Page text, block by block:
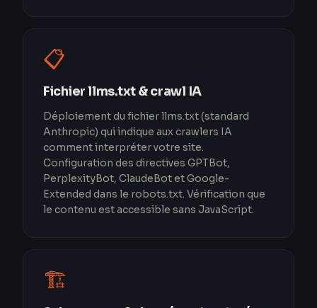
📋
Fichier llms.txt & crawl IA
Déploiement du fichier llms.txt (standard
Anthropic) qui indique aux crawlers IA
comment interpréter votre site.
Configuration des directives GPTBot,
PerplexityBot, ClaudeBot et Google-
Extended dans le robots.txt. Vérification que
le contenu est accessible sans JavaScript.
🏗️